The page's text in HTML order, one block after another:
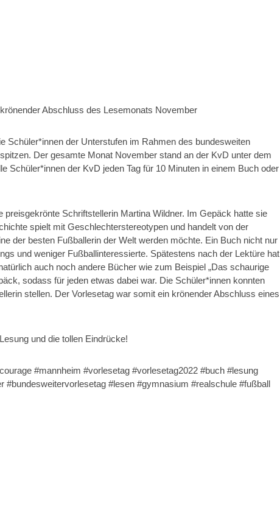
Abschluss des Lesemonats November
Schüler*innen der Unterstufen im Rahmen des bundesweiten
Der gesamte Monat November stand an der KvD unter dem
Schüler*innen der KvD jeden Tag für 10 Minuten in einem Buch oder
Schriftstellerin Martina Wildner. Im Gepäck hatte sie
spielt mit Geschlechterstereotypen und handelt von der
der besten Fußballerin der Welt werden möchte. Ein Buch nicht nur
und weniger Fußballinteressierte. Spätestens nach der Lektüre hat
auch noch andere Bücher wie zum Beispiel „Das schaurige
sodass für jeden etwas dabei war. Die Schüler*innen konnten
stellen. Der Vorlesetag war somit ein krönender Abschluss eines
und die tollen Eindrücke!
#mannheim #vorlesetag #vorlesetag2022 #buch #lesung
#lesen #gymnasium #realschule #fußball